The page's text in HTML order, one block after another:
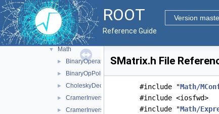
ROOT
Version
Reference Guide
▼
smatrix
▼ inc
▼ Math
► BinaryOperators.h
► BinaryOpPolicy.h
► CholeskyDecomp.h
► CramerInversion.icc
► CramerInversionSym.icc
SMatrix.h File
#include "Math/
#include <iosfwd>
#include "Math/